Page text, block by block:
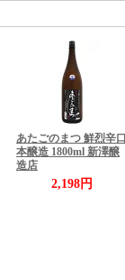
あたごのまつ 鮮烈辛口
本醸造 1800ml 新澤醸
造店
2,198円